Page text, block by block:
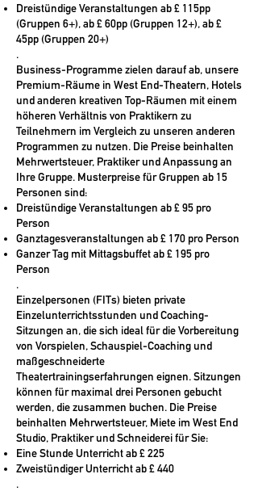
Dreistündige Veranstaltungen ab £ 115pp
(Gruppen 6+), ab £ 60pp (Gruppen 12+), ab £
45pp (Gruppen 20+)
.
Business-Programmezielen darauf ab, unsere
Premium-Räume in West End-Theatern, Hotels
und anderen kreativen Top-Räumen mit einem
höheren Verhältnis von Praktikern zu
Teilnehmern im Vergleich zu unseren anderen
Programmen zu nutzen. Die Preise beinhalten
Mehrwertsteuer, Praktiker und Anpassung an
Ihre Gruppe. Musterpreise für Gruppen ab 15
Personen sind:
Dreistündige Veranstaltungen ab £ 95 pro
Person
Ganztagesveranstaltungen ab £ 170 pro Person
Ganzer Tag mit Mittagsbuffet ab £ 195 pro
Person
.
Einzelpersonen (FITs) bieten private
Einzelunterrichtsstunden und Coaching-
Sitzungen an, die sich ideal für die Vorbereitung
von Vorspielen, Schauspiel-Coaching und
maßgeschneiderte
Theatertrainingserfahrungen eignen. Sitzungen
können für maximal drei Personen gebucht
werden, die zusammen buchen. Die Preise
beinhalten Mehrwertsteuer, Miete im West End
Studio, Praktiker und Schneiderei für Sie:
Eine Stunde Unterricht ab £ 225
Zweistündiger Unterricht ab £ 440
.